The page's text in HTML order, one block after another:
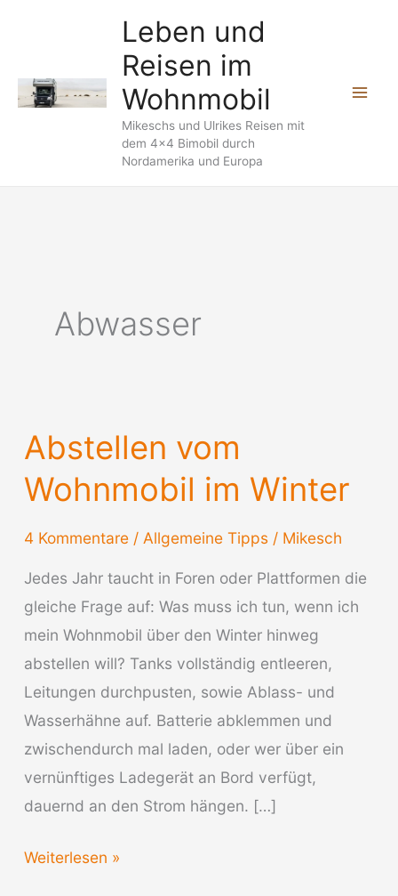
Leben und
Reisen im
Wohnmobil
Mikeschs und Ulrikes Reisen mit
dem 4x4 Bimobil durch
Nordamerika und Europa
Abwasser
Abstellen vom
Wohnmobil im Winter
4 Kommentare / Allgemeine Tipps/ Mikesch
Jedes Jahr taucht in Foren oder Plattformen die
gleiche Frage auf: Was muss ich tun, wenn ich
mein Wohnmobil über den Winter hinweg
abstellen will? Tanks vollständig entleeren,
Leitungen durchpusten, sowie Ablass- und
Wasserhähne auf. Batterie abklemmen und
zwischendurch mal laden, oder wer über ein
vernünftiges Ladegerät an Bord verfügt,
dauernd an den Strom hängen. […]
Abstellen
Weiterlesen »